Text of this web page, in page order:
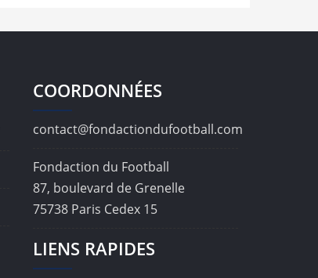
COORDONNÉES
contact@fondactiondufootball.com
Fondaction du Football
87, boulevard de Grenelle
75738 Paris Cedex 15
LIENS RAPIDES